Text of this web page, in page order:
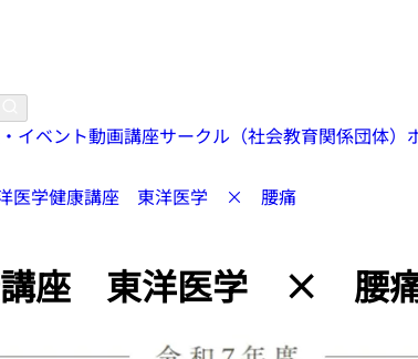
イベント動画講座サークル（社会教育関係団体）
医学健康講座 東洋医学 × 腰痛
講座 東洋医学 × 腰